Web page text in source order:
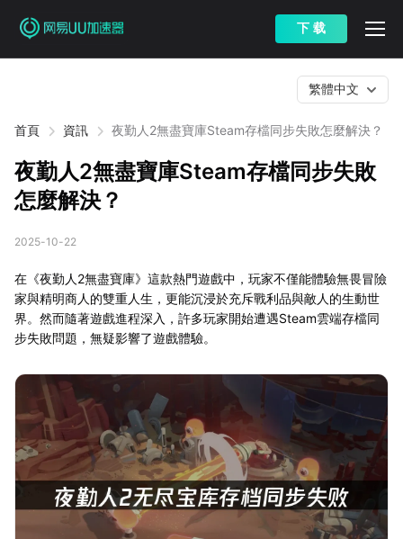
下 载
首頁 資訊 夜勤人2無盡寶庫Steam存檔同步失敗怎麼解決？
繁體中文
夜勤人2無盡寶庫Steam存檔同步失敗
怎麼解決？
2025-10-22
在《夜勤人2無盡寶庫》這款熱門遊戲中，玩家不僅能體驗無畏冒險
家與精明商人的雙重人生，更能沉浸於充斥戰利品與敵人的生動世
界。然而隨著遊戲進程深入，許多玩家開始遭遇Steam雲端存檔同
步失敗問題，無疑影響了遊戲體驗。